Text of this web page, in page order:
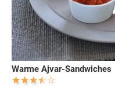
Warme Ajvar-Sandwiches